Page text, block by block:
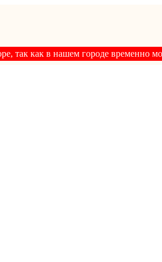
так как в нашем городе временно